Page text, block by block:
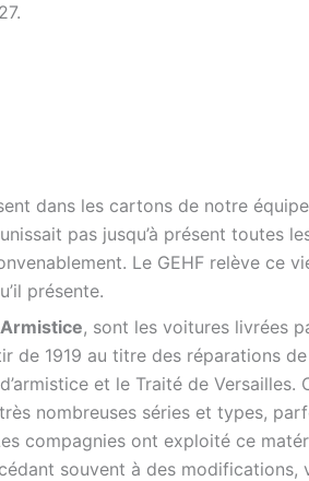
dans les cartons de notre
pas jusqu’à présent toutes
Le GEHF relève ce
présente.
, sont les voitures livrées
de 1919 au titre des réparations
et le Traité de Versailles.
nombreuses séries et types,
compagnies ont exploité ce
souvent à des modifications,